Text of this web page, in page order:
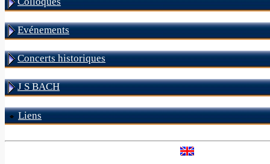
Evénements
Concerts historiques
J S BACH
Liens